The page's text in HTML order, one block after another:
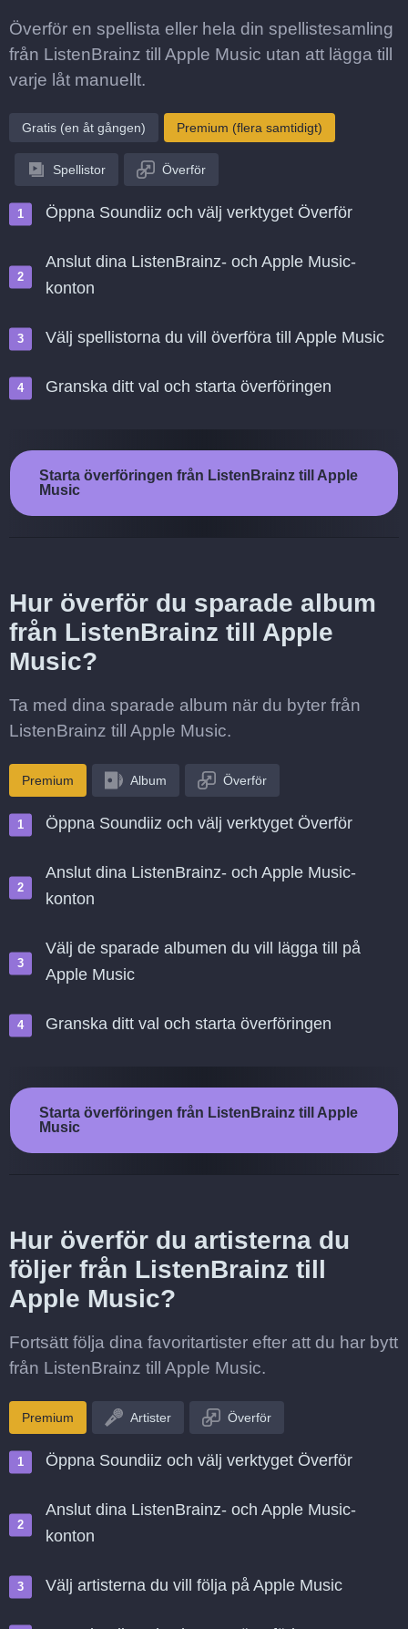
Överför en spellista eller hela din spellistesamling
från ListenBrainz till Apple Music utan att lägga till
varje låt manuellt.
Gratis (en åt gången) Premium (flera samtidigt)
Spellistor Överför
Öppna Soundiiz och välj verktyget Överför
Anslut dina ListenBrainz- och Apple Music-
konton
Välj spellistorna du vill överföra till Apple Music
Granska ditt val och starta överföringen
Starta överföringen från ListenBrainz till Apple
Music
Hur överför du sparade album
från ListenBrainz till Apple
Music?
Ta med dina sparade album när du byter från
ListenBrainz till Apple Music.
Premium Album Överför
Öppna Soundiiz och välj verktyget Överför
Anslut dina ListenBrainz- och Apple Music-
konton
Välj de sparade albumen du vill lägga till på
Apple Music
Granska ditt val och starta överföringen
Starta överföringen från ListenBrainz till Apple
Music
Hur överför du artisterna du
följer från ListenBrainz till
Apple Music?
Fortsätt följa dina favoritartister efter att du har bytt
från ListenBrainz till Apple Music.
Premium Artister Överför
Öppna Soundiiz och välj verktyget Överför
Anslut dina ListenBrainz- och Apple Music-
konton
Välj artisterna du vill följa på Apple Music